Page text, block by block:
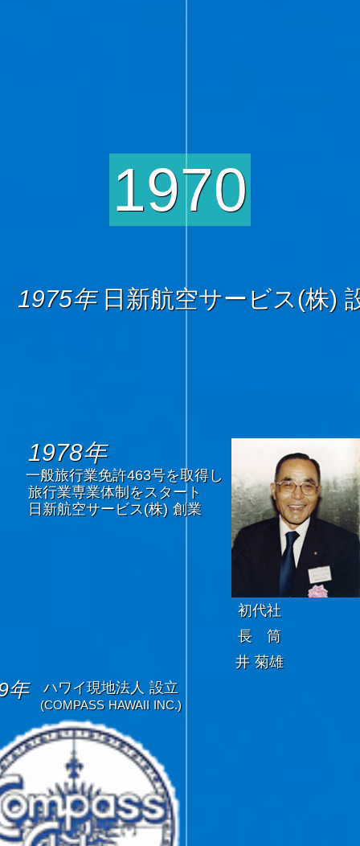
1970
1978年
一般旅行業免許463号を取得し
旅行業専業体制をスタート
日新航空サービス(株) 創業
初代社
長 筒
井 菊雄
1975年 日新航空サービス(株)
年 ハワイ現地法人 設立
(COMPASS HAWAII INC.)